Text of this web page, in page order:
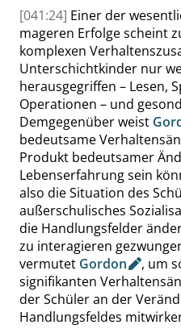
[041:24] Einer der
mageren Erfolge scheint
komplexen
Unterschichtkinder nur
herausgegriffen – Lesen,
Operationen – und
Demgegenüberweist
bedeutsame
Produkt bedeutsamer
Lebenserfahrung sein
also die Situation des
außerschulisches
die Handlungsfelder
zu interagieren
vermutet Gordon
, um
signifikanten
der Schüler an der
Handlungsfeldes